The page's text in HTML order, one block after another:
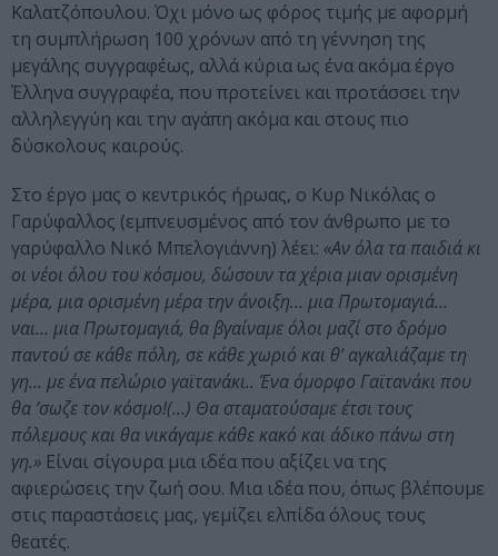
Καλατζόπουλου. Όχι μόνο ως φόρος τιμής με αφορμή
τη συμπλήρωση 100 χρόνων από τη γέννηση της
μεγάλης συγγραφέως, αλλά κύρια ως ένα ακόμα έργο
Έλληνα συγγραφέα, που προτείνει και προτάσσει την
αλληλεγγύη και την αγάπη ακόμα και στους πιο
δύσκολους καιρούς.
Στο έργο μας ο κεντρικός ήρωας, ο Κυρ Νικόλας ο
Γαρύφαλλος (εμπνευσμένος από τον άνθρωπο με το
γαρύφαλλο Νικό Μπελογιάννη) λέει: «Αν όλα τα παιδιά κι
οι νέοι όλου του κόσμου, δώσουν τα χέρια μιαν ορισμένη
μέρα, μια ορισμένη μέρα την άνοιξη… μια Πρωτομαγιά…
ναι… μια Πρωτομαγιά, θα βγαίναμε όλοι μαζί στο δρόμο
παντού σε κάθε πόλη, σε κάθε χωριό και θ’ αγκαλιάζαμε τη
γη… με ένα πελώριο γαϊτανάκι.. Ένα όμορφο Γαϊτανάκι που
θα ‘σωζε τον κόσμο!(…) Θα σταματούσαμε έτσι τους
πόλεμους και θα νικάγαμε κάθε κακό και άδικο πάνω στη
γη.» Είναι σίγουρα μια ιδέα που αξίζει να της
αφιερώσεις την ζωή σου. Μια ιδέα που, όπως βλέπουμε
στις παραστάσεις μας, γεμίζει ελπίδα όλους τους
θεατές.